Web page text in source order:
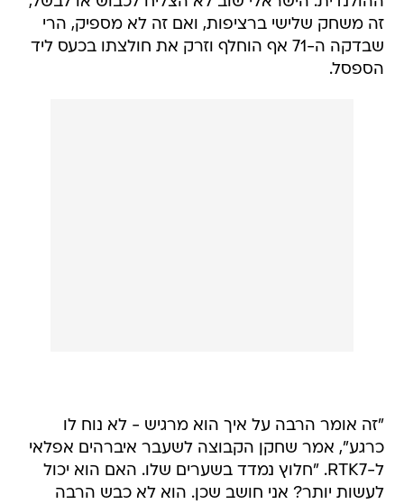
זה משחק שלישי ברציפות, ואם זה לא מספיק, הרי
שבדקה ה-71 אף הוחלף וזרק את חולצתו בכעס ליד
הספסל.
"זה אומר הרבה על איך הוא מרגיש - לא נוח לו
כרגע", אמר שחקן הקבוצה לשעבר איברהים אפלאי
ל-RTK7. "חלוץ נמדד בשערים שלו. האם הוא יכול
לעשות יותר? אני חושב שכן. הוא לא כבש הרבה